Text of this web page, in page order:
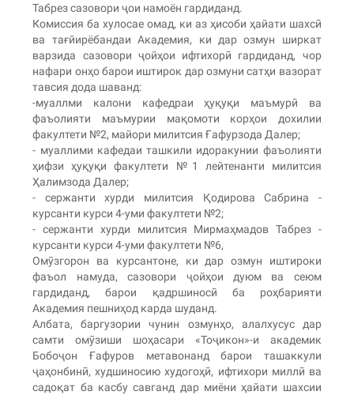
Табрез сазовори ҷои намоён гардиданд.
Комиссия ба хулосае омад, ки аз ҳисоби ҳайати шахсӣ
ва тағйирёбандаи Академия, ки дар озмун ширкат
варзида сазовори ҷойҳои ифтихорӣ гардиданд, чор
нафари онҳо барои иштирок дар озмуни сатҳи вазорат
тавсия дода шаванд:
-муаллми калони кафедраи ҳуқуқи маъмурӣ ва
фаъолияти маъмурии мақомоти корҳои дохилии
факултети №2, майори милитсия Ғафурзода Далер;
- муаллими кафедаи ташкили идоракунии фаъолияти
ҳифзи ҳуқуқи факултети №1 лейтенанти милитсия
Ҳалимзода Далер;
- сержанти хурди милитсия Қодирова Сабрина -
курсанти курси 4-уми факултети №2;
- сержанти хурди милитсия Мирмаҳмадов Табрез -
курсанти курси 4-уми факултети №6,
Омӯзгорон ва курсантоне, ки дар озмун иштироки
фаъол намуда, сазовори ҷойҳои дуюм ва сеюм
гардиданд, барои қадршиносӣ ба роҳбарияти
Академия пешниҳод карда шуданд.
Албата, баргузории чунин озмунҳо, алалхусус дар
самти омӯзиши шоҳасари «Тоҷикон»-и академик
Бобоҷон Ғафуров метавонанд барои ташаккули
ҷаҳонбинӣ, худшиносию худогоҳӣ, ифтихори миллӣ ва
садоқат ба касбу савганд дар миёни ҳайати шахсии